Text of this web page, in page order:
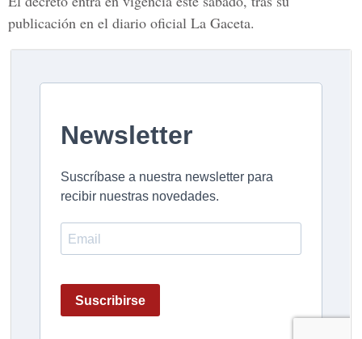
publicación en el diario oficial La Gaceta.